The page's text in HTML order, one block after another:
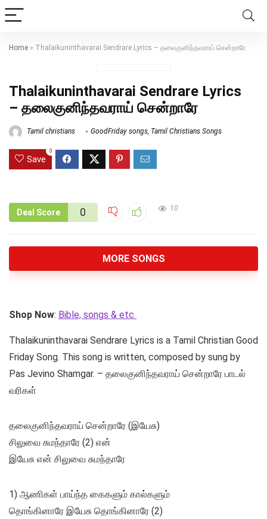
Home » Thalaikuninthavarai Sendrare Lyrics – தலைகுனிந்தவராய் சென்றாரே
Thalaikuninthavarai Sendrare Lyrics
– தலைகுனிந்தவராய் சென்றாரே
Tamil christians GoodFriday songs, Tamil Christians Songs
Save
0
Deal Score 0 10
MORE SONGS
Shop Now: Bible, songs & etc
Thalaikuninthavarai Sendrare Lyrics is a Tamil Christian Good
Friday Song. This song is written, composed by sung by
Pas Jevino Shamgar. – தலைகுனிந்தவராய் சென்றாரே பாடல்
வரிகள்
தலைகுனிந்தவராய் சென்றாரே (இயேசு)
சிலுவை சுமந்தாரே (2) என்
இயேசு என் சிலுவை சுமந்தாரே
1) ஆணிகள் பாய்ந்த கைகளும் கால்களும்
தொங்கினாரே இயேசு தொங்கினாரே (2)